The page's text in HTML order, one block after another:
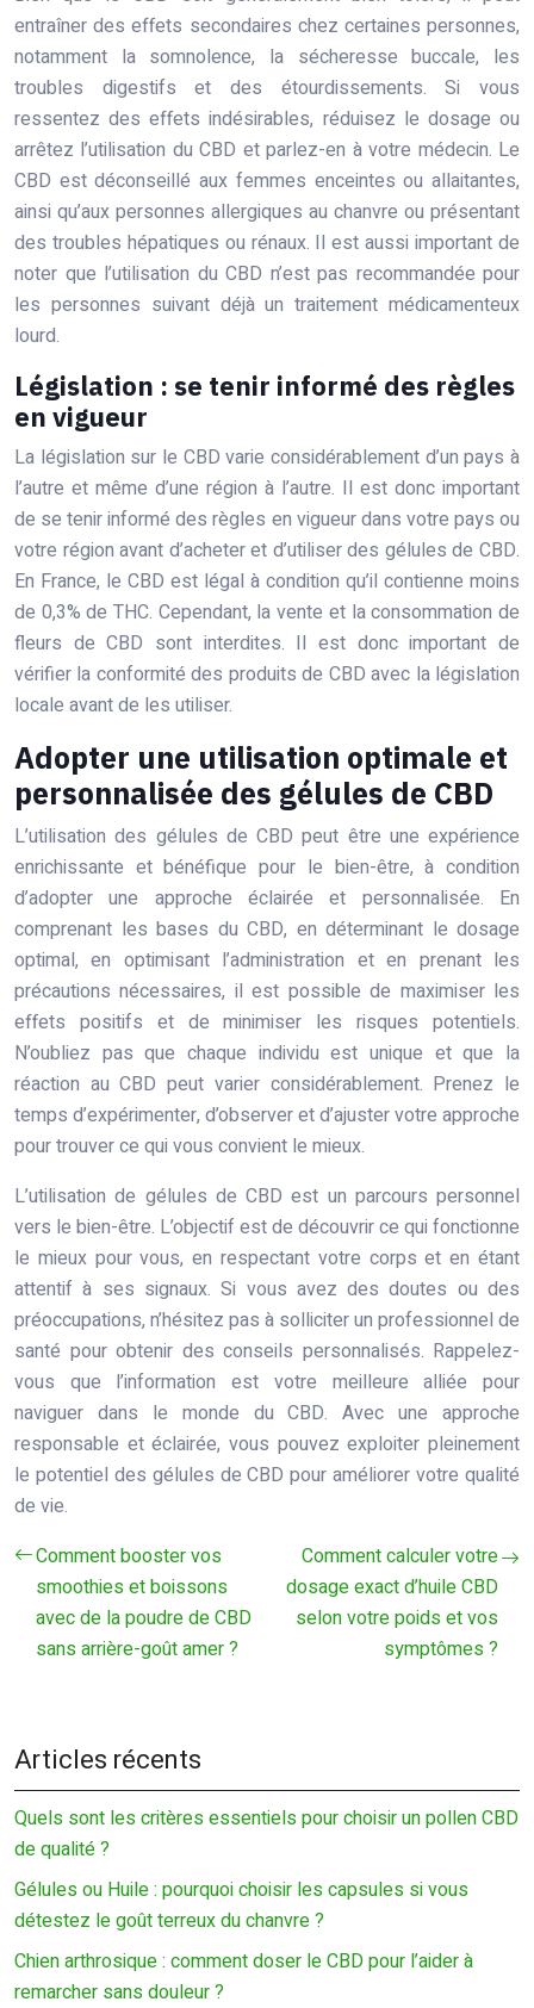
entraîner des effets secondaires chez certaines personnes,
notamment la somnolence, la sécheresse buccale, les
troubles digestifs et des étourdissements. Si vous
ressentez des effets indésirables, réduisez le dosage ou
arrêtez l’utilisation du CBD et parlez-en à votre médecin. Le
CBD est déconseillé aux femmes enceintes ou allaitantes,
ainsi qu’aux personnes allergiques au chanvre ou présentant
des troubles hépatiques ou rénaux. Il est aussi important de
noter que l’utilisation du CBD n’est pas recommandée pour
les personnes suivant déjà un traitement médicamenteux
lourd.
Législation : se tenir informé des règles
en vigueur
La législation sur le CBD varie considérablement d’un pays à
l’autre et même d’une région à l’autre. Il est donc important
de se tenir informé des règles en vigueur dans votre pays ou
votre région avant d’acheter et d’utiliser des gélules de CBD.
En France, le CBD est légal à condition qu’il contienne moins
de 0,3% de THC. Cependant, la vente et la consommation de
fleurs de CBD sont interdites. Il est donc important de
vérifier la conformité des produits de CBD avec la législation
locale avant de les utiliser.
Adopter une utilisation optimale et
personnalisée des gélules de CBD
L’utilisation des gélules de CBD peut être une expérience
enrichissante et bénéfique pour le bien-être, à condition
d’adopter une approche éclairée et personnalisée. En
comprenant les bases du CBD, en déterminant le dosage
optimal, en optimisant l’administration et en prenant les
précautions nécessaires, il est possible de maximiser les
effets positifs et de minimiser les risques potentiels.
N’oubliez pas que chaque individu est unique et que la
réaction au CBD peut varier considérablement. Prenez le
temps d’expérimenter, d’observer et d’ajuster votre approche
pour trouver ce qui vous convient le mieux.
L’utilisation de gélules de CBD est un parcours personnel
vers le bien-être. L’objectif est de découvrir ce qui fonctionne
le mieux pour vous, en respectant votre corps et en étant
attentif à ses signaux. Si vous avez des doutes ou des
préoccupations, n’hésitez pas à solliciter un professionnel de
santé pour obtenir des conseils personnalisés. Rappelez-
vous que l’information est votre meilleure alliée pour
naviguer dans le monde du CBD. Avec une approche
responsable et éclairée, vous pouvez exploiter pleinement
le potentiel des gélules de CBD pour améliorer votre qualité
de vie.
Comment booster vos
smoothies et boissons
avec de la poudre de CBD
sans arrière-goût amer ?
Comment calculer votre
dosage exact d’huile CBD
selon votre poids et vos
symptômes ?
Articles récents
Quels sont les critères essentiels pour choisir un pollen CBD
de qualité ?
Gélules ou Huile : pourquoi choisir les capsules si vous
détestez le goût terreux du chanvre ?
Chien arthrosique : comment doser le CBD pour l’aider à
remarcher sans douleur ?